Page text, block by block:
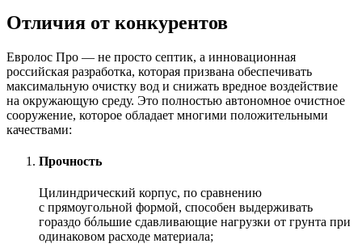
Отличия от конкурентов
Евролос Про — не просто септик, а инновационная
российская разработка, которая призвана обеспечивать
максимальную очистку вод и снижать вредное воздействие
на окружающую среду. Это полностью автономное очистное
сооружение, которое обладает многими положительными
качествами:
Прочность
Цилиндрический корпус, по сравнению
с прямоугольной формой, способен выдерживать
гораздо бóльшие сдавливающие нагрузки от грунта при
одинаковом расходе материала;